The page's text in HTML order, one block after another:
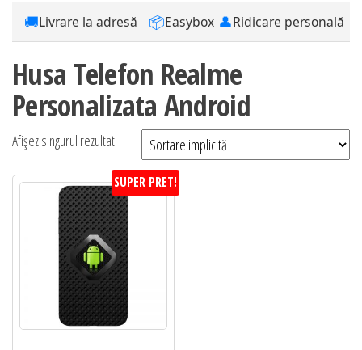
🚚Livrare la adresă 📦Easybox 👤Ridicare personală
Husa Telefon Realme
Personalizata Android
Afișez singurul rezultat
SUPER PRET!